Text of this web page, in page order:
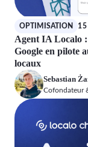
OPTIMISATION 15
Agent IA Localo
Google en pilote
locaux
Sebastian
Cofondateur